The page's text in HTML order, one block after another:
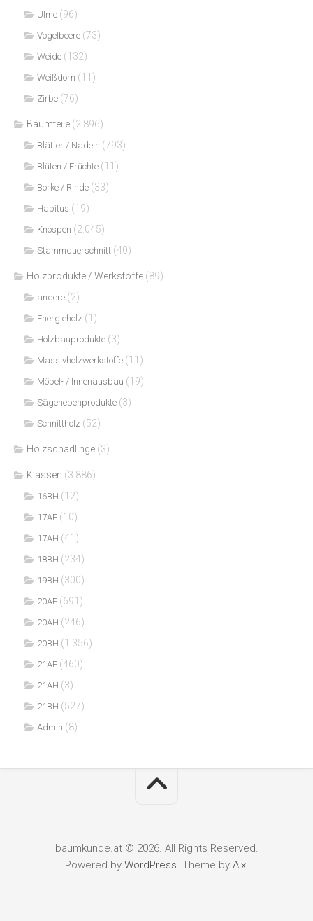
Ulme (96)
Vogelbeere (73)
Weide (132)
Weißdorn (11)
Zirbe (76)
Baumteile (2.896)
Blätter / Nadeln (793)
Blüten / Früchte (11)
Borke / Rinde (33)
Habitus (19)
Knospen (2.045)
Stammquerschnitt (40)
Holzprodukte / Werkstoffe (89)
andere (2)
Energieholz (1)
Holzbauprodukte (3)
Massivholzwerkstoffe (11)
Möbel- / Innenausbau (19)
Sägenebenprodukte (3)
Schnittholz (52)
Holzschädlinge (3)
Klassen (3.886)
16BH (12)
17AF (10)
17AH (41)
18BH (234)
19BH (300)
20AF (691)
20AH (246)
20BH (1.356)
21AF (460)
21AH (3)
21BH (527)
Admin (8)
baumkunde.at © 2026. All Rights Reserved.
Powered by WordPress. Theme by Alx.